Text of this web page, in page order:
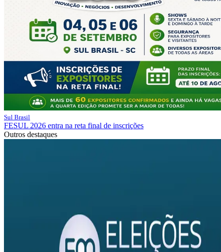
Sul Brasil
FESUL 2026 entra na reta final de inscrições
Outros destaques